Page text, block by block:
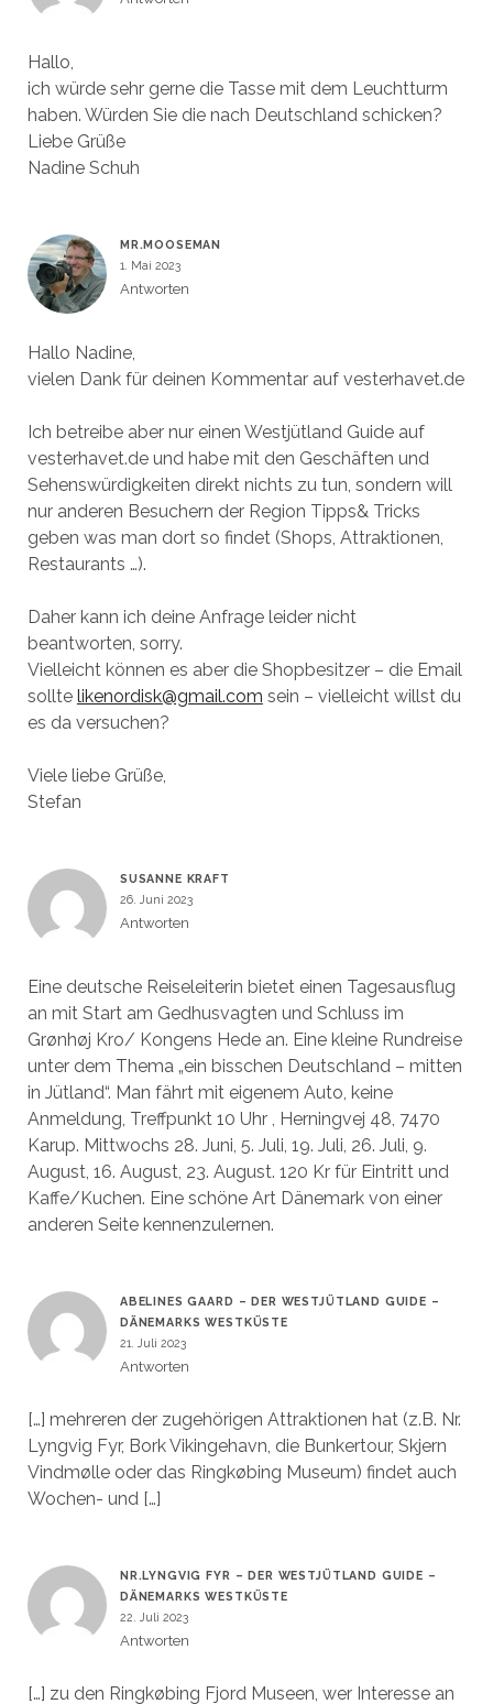
Hallo,
ich würde sehr gerne die Tasse mit dem Leuchtturm
haben. Würden Sie die nach Deutschland schicken?
Liebe Grüße
Nadine Schuh
MR.MOOSEMAN
1. Mai 2023
Antworten
Hallo Nadine,
vielen Dank für deinen Kommentar auf vesterhavet.de
Ich betreibe aber nur einen Westjütland Guide auf
vesterhavet.de und habe mit den Geschäften und
Sehenswürdigkeiten direkt nichts zu tun, sondern will
nur anderen Besuchern der Region Tipps& Tricks
geben was man dort so findet (Shops, Attraktionen,
Restaurants …).
Daher kann ich deine Anfrage leider nicht
beantworten, sorry.
Vielleicht können es aber die Shopbesitzer – die Email
sollte likenordisk@gmail.com sein – vielleicht willst du
es da versuchen?
Viele liebe Grüße,
Stefan
SUSANNE KRAFT
26. Juni 2023
Antworten
Eine deutsche Reiseleiterin bietet einen Tagesausflug
an mit Start am Gedhusvagten und Schluss im
Grønhøj Kro/ Kongens Hede an. Eine kleine Rundreise
unter dem Thema „ein bisschen Deutschland – mitten
in Jütland“. Man fährt mit eigenem Auto, keine
Anmeldung, Treffpunkt 10 Uhr , Herningvej 48, 7470
Karup. Mittwochs 28. Juni, 5. Juli, 19. Juli, 26. Juli, 9.
August, 16. August, 23. August. 120 Kr für Eintritt und
Kaffe/Kuchen. Eine schöne Art Dänemark von einer
anderen Seite kennenzulernen.
ABELINES GAARD – DER WESTJÜTLAND GUIDE –
DÄNEMARKS WESTKÜSTE
21. Juli 2023
Antworten
[…] mehreren der zugehörigen Attraktionen hat (z.B. Nr.
Lyngvig Fyr, Bork Vikingehavn, die Bunkertour, Skjern
Vindmølle oder das Ringkøbing Museum) findet auch
Wochen- und […]
NR.LYNGVIG FYR – DER WESTJÜTLAND GUIDE –
DÄNEMARKS WESTKÜSTE
22. Juli 2023
Antworten
[…] zu den Ringkøbing Fjord Museen, wer Interesse an